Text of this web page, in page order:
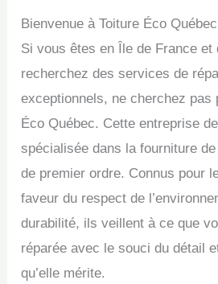
Bienvenue à Toiture Éco Québec
Si vous êtes en Île de France et
recherchez des services de
exceptionnels, ne cherchez pas
Éco Québec. Cette entreprise
spécialisée dans la fourniture
de premier ordre. Connus pour
faveur du respect de
durabilité, ils veillent à ce que
réparée avec le souci du détail
qu’elle mérite.